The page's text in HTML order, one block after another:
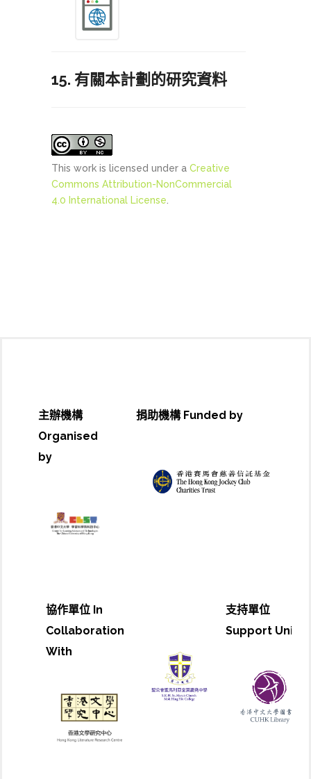
15. 有關本計劃的研究資料
This work is licensed under a Creative
Commons Attribution-NonCommercial
4.0 International License.
主辦機構
Organised
by
捐助機構 Funded by
協作單位 In
Collaboration
With
支持單位
Support Unit